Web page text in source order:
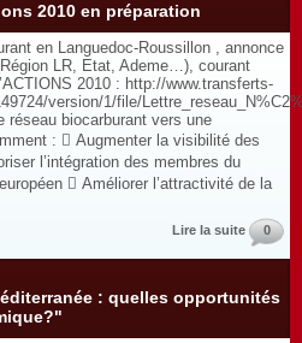
2010 en préparation
en Languedoc-Roussillon , annonce
LR, Etat, Ademe…), courant
2010 : http://www.transferts-
version/1/file/
réseau biocarburant vers une
:  Augmenter la visibilité des
l’intégration des membres du
 Améliorer l’attractivité de la
Lire la suite 0
: quelles opportunités